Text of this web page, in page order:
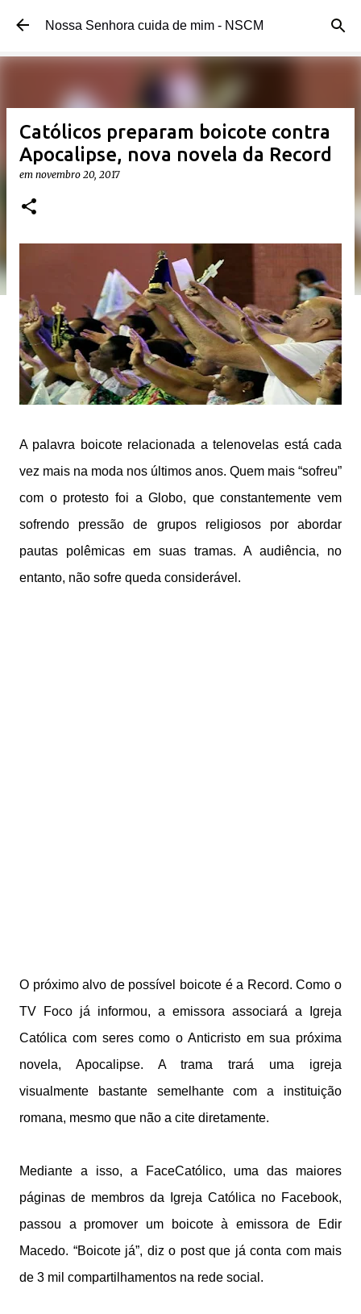
Pular para o conteúdo principal
Nossa Senhora cuida de mim - NSCM
Católicos preparam boicote contra
Apocalipse, nova novela da Record
em novembro 20, 2017
A palavra boicote relacionada a telenovelas está cada
vez mais na moda nos últimos anos. Quem mais “sofreu”
com o protesto foi a Globo, que constantemente vem
sofrendo pressão de grupos religiosos por abordar
pautas polêmicas em suas tramas. A audiência, no
entanto, não sofre queda considerável.
O próximo alvo de possível boicote é a Record. Como o
TV Foco já informou, a emissora associará a Igreja
Católica com seres como o Anticristo em sua próxima
novela, Apocalipse. A trama trará uma igreja
visualmente bastante semelhante com a instituição
romana, mesmo que não a cite diretamente.
Mediante a isso, a FaceCatólico, uma das maiores
páginas de membros da Igreja Católica no Facebook,
passou a promover um boicote à emissora de Edir
Macedo. “Boicote já”, diz o post que já conta com mais
de 3 mil compartilhamentos na rede social.